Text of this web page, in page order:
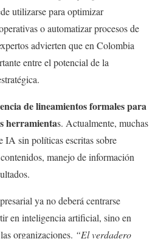
utilizarse para optimizar
o automatizar procesos de
advierten que en Colombia
entre el potencial de la
de lineamientos formales para
herramientas. Actualmente, muchas
IA sin políticas escritas sobre
manejo de información
ya no deberá centrarse
en inteligencia artificial, sino en
organizaciones. “El verdadero